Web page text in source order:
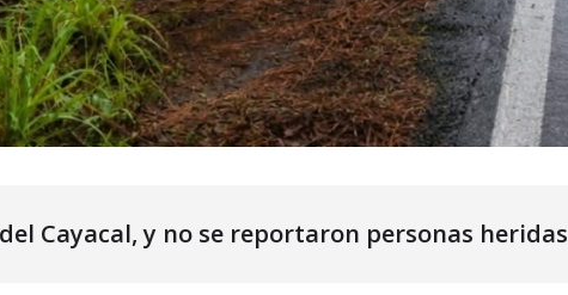
Cayacal, y no se reportaron personas heridas